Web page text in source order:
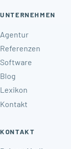
UNTERNEHMEN
Agentur
Referenzen
Software
Blog
Lexikon
Kontakt
KONTAKT